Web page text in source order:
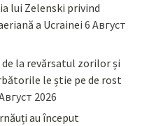
lui Zelenski privind
a Ucrainei 6 Август
de la revărsatul zorilor și
le știe pe de rost
2026
au început